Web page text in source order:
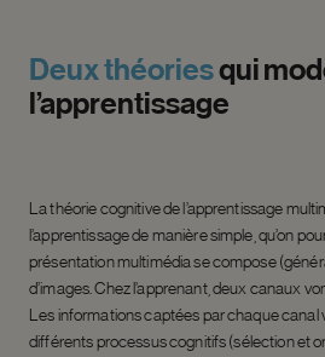
Deuxthéoriesqui
l’apprentissage
La théorie cognitive de l’apprentissage
l’apprentissage de manière simple, qu’on
présentation multimédia se compose
d’images. Chez l’apprenant, deux canaux
Les informations captées par chaque canal
différents processus cognitifs (sélection et